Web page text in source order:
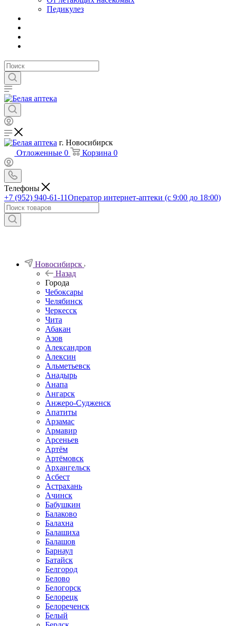
Педикулез
г. Новосибирск
Отложенные 0 Корзина 0
Телефоны
+7 (952) 940-61-11Оператор интернет-аптеки (с 9:00 до 18:00)
Новосибирск
Назад
Города
Чебоксары
Челябинск
Черкесск
Чита
Абакан
Азов
Александров
Алексин
Альметьевск
Анадырь
Анапа
Ангарск
Анжеро-Судженск
Апатиты
Арзамас
Армавир
Арсеньев
Артём
Артёмовск
Архангельск
Асбест
Астрахань
Ачинск
Бабушкин
Балаково
Балахна
Балашиха
Балашов
Барнаул
Батайск
Белгород
Белово
Белогорск
Белорецк
Белореченск
Белый